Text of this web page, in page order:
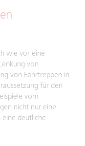
wie vor eine
von
von Fahrtreppen in
für den
vom
nicht nur eine
eine deutliche